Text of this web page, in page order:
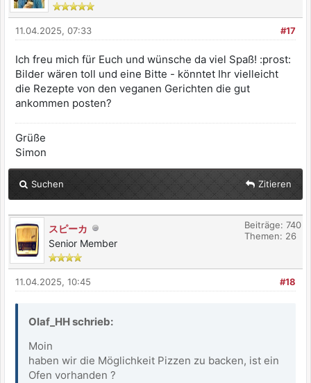
#17
11.04.2025, 07:33
Ich freu mich für Euch und wünsche da viel Spaß! :prost:
Bilder wären toll und eine Bitte - könntet Ihr vielleicht
die Rezepte von den veganen Gerichten die gut
ankommen posten?
Grüße
Simon
Suchen Zitieren
スピーカ
Senior Member
Beiträge: 740
Themen: 26
#18
11.04.2025, 10:45
Olaf_HH schrieb:
Moin
haben wir die Möglichkeit Pizzen zu backen, ist ein
Ofen vorhanden ?